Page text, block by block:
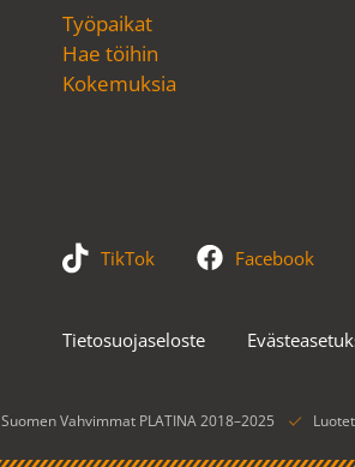
Työpaikat
Hae töihin
Kokemuksia
TikTok Facebook
Tietosuojaseloste
Suomen Vahvimmat PLATINA 2018–2025